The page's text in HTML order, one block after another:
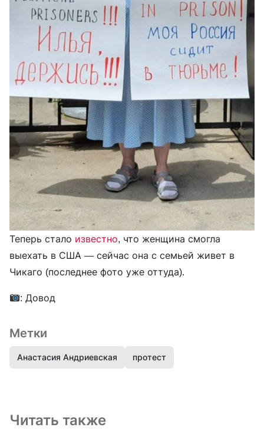
Теперь стало известно, что женщина смогла
выехать в США — сейчас она с семьей живет в
Чикаго (последнее фото уже оттуда).
: Довод
Метки
Анастасия Андриевская протест
Читать также